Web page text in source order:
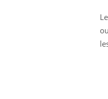
d'autres
questions